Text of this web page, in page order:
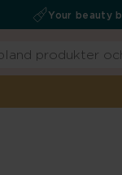
Your beauty